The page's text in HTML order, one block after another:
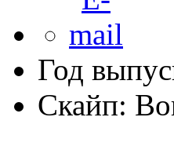
Год
Скайп: